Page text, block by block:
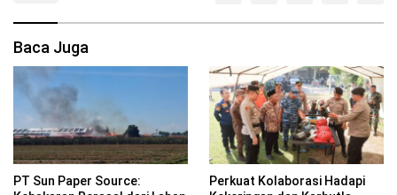
Baca Juga
PT Sun Paper Source:
Perkuat Kolaborasi Hadapi